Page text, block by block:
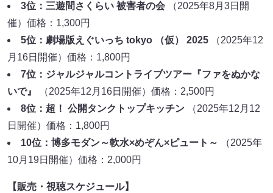
3位：三遊間さくらい 被害者の会 （2025年8月3日開
催）価格：1,300円
5位：劇場版えぐいっち tokyo （仮） 2025 （2025年12
月16日開催）価格：1,800円
7位：ジャルジャルコントライブツアー『ファをぬかな
いで』
（2025年12月16日開催）価格：2,500円
8位：超！ 公開タンクトップキッチン （2025年12月12
日開催）価格：1,800円
10位：博多モダン～軟水×めぞん×ピュート～
（2025年
10月19日開催）価格：2,000円
【販売・視聴スケジュール】